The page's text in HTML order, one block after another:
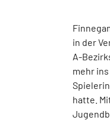
in der
A-
mehr
hatte.